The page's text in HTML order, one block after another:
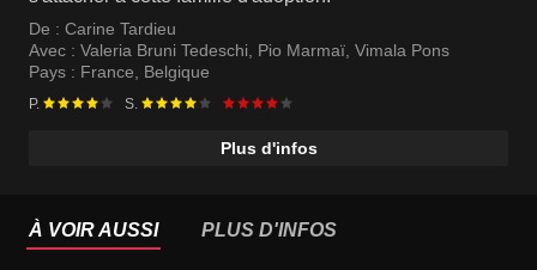
De : Carine Tardieu
Avec : Valeria Bruni Tedeschi, Pio Marmaï, Vimala Pons
Pays : France, Belgique
P. S.
Plus d'infos
À VOIR AUSSI PLUS D'INFOS